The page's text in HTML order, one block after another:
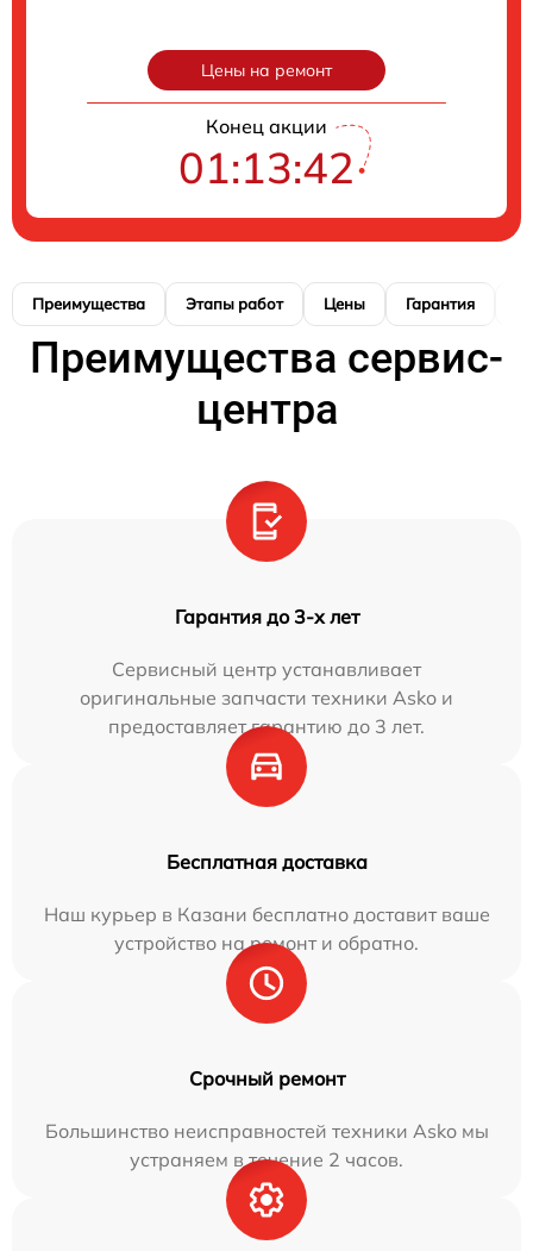
Цены на ремонт
Конец акции
01:13:41
Преимущества Этапы работ Цены Гарантия
Преимущества сервис-
центра
Гарантия до 3-х лет
Сервисный центр устанавливает
оригинальные запчасти техники Asko и
предоставляет гарантию до 3 лет.
Бесплатная доставка
Наш курьер в Казани бесплатно доставит ваше
устройство на ремонт и обратно.
Срочный ремонт
Большинство неисправностей техники Asko мы
устраняем в течение 2 часов.